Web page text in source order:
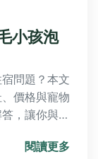
小孩泡
問題？本文
價格與寵物
，讓你與毛
閱讀更多